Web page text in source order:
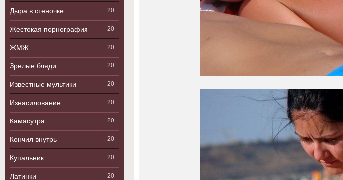
Дыра в стеночке 20
Жестокая порнография 20
ЖМЖ 20
Зрелые бляди 20
Известные мультики 20
Изнасилование 20
Камасутра 20
Кончил внутрь 20
Купальник 20
Латинки 20